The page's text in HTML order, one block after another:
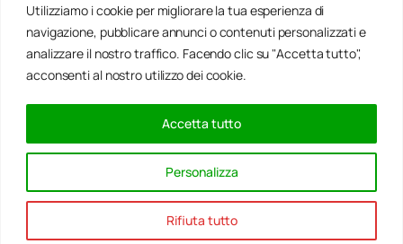
Utilizziamo i cookie per migliorare la tua esperienza di
navigazione, pubblicare annunci o contenuti personalizzati e
analizzare il nostro traffico. Facendo clic su "Accetta tutto",
acconsenti al nostro utilizzo dei cookie.
Personalizza
Rifiuta tutto
Accetta tutto
Ponte Morandi e quell’anno
zero che non è mai arrivato a
Genova
Agosto
2023
Rinnovabili, al passo della
Bocchetta un parco eolico
con 5 pale da 150 metri
Gennaio